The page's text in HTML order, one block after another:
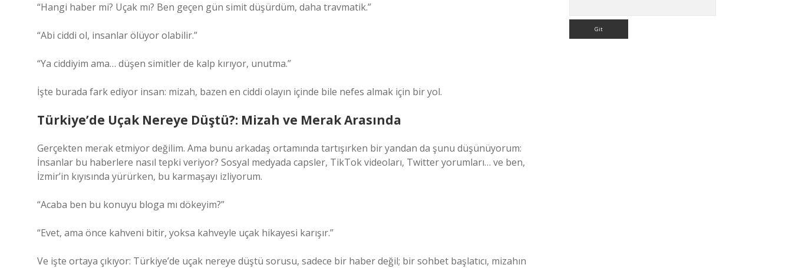
“Hangi haber mi? Uçak mı? Ben geçen gün simit düşürdüm, daha travmatik.”
“Abi ciddi ol, insanlar ölüyor olabilir.”
“Ya ciddiyim ama… düşen simitler de kalp kırıyor, unutma.”
İşte burada fark ediyor insan: mizah, bazen en ciddi olayın içinde bile nefes almak için bir yol.
Türkiye’de Uçak Nereye Düştü?: Mizah ve Merak Arasında
Gerçekten merak etmiyor değilim. Ama bunu arkadaş ortamında tartışırken bir yandan da şunu düşünüyorum:
İnsanlar bu haberlere nasıl tepki veriyor? Sosyal medyada capsler, TikTok videoları, Twitter yorumları… ve ben,
İzmir’in kıyısında yürürken, bu karmaşayı izliyorum.
“Acaba ben bu konuyu bloga mı dökeyim?”
“Evet, ama önce kahveni bitir, yoksa kahveyle uçak hikayesi karışır.”
Ve işte ortaya çıkıyor: Türkiye’de uçak nereye düştü sorusu, sadece bir haber değil; bir sohbet başlatıcı, mizahın